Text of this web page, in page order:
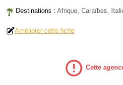
Destinations : Afrique, Caraïbes,
Améliorer cette fiche
Cette